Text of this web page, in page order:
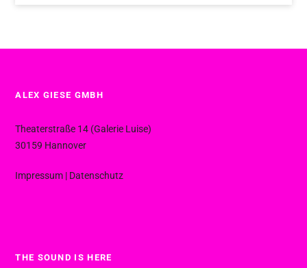
ALEX GIESE GMBH
Theaterstraße 14 (Galerie Luise)
30159 Hannover
Impressum | Datenschutz
THE SOUND IS HERE